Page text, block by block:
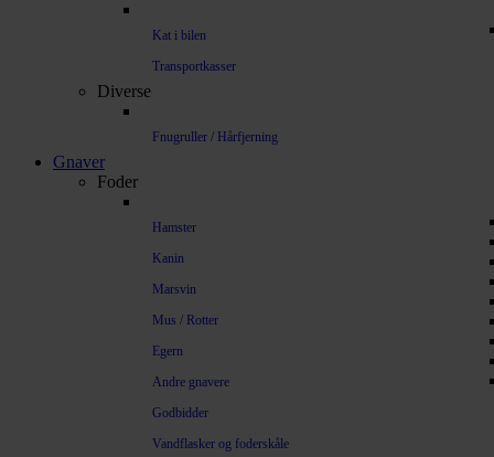
Kat i bilen
Transportkasser
Diverse
Fnugruller / Hårfjerning
Gnaver
Foder
Hamster
Kanin
Marsvin
Mus / Rotter
Egern
Andre gnavere
Godbidder
Vandflasker og foderskåle